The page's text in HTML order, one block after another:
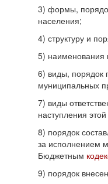
3) формы,
населения;
4) структуру и
5) наименования
6) виды, порядок
муниципальных
7) виды
наступления
8) порядок
за исполнением
Бюджетным
9) порядок